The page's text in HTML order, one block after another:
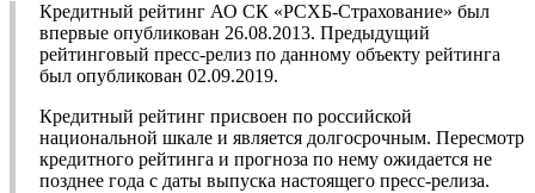
Кредитный рейтинг АО СК «РСХБ-Страхование» был
впервые опубликован 26.08.2013. Предыдущий
рейтинговый пресс-релиз по данному объекту рейтинга
был опубликован 02.09.2019.
Кредитный рейтинг присвоен по российской
национальной шкале и является долгосрочным. Пересмотр
кредитного рейтинга и прогноза по нему ожидается не
позднее года с даты выпуска настоящего пресс-релиза.